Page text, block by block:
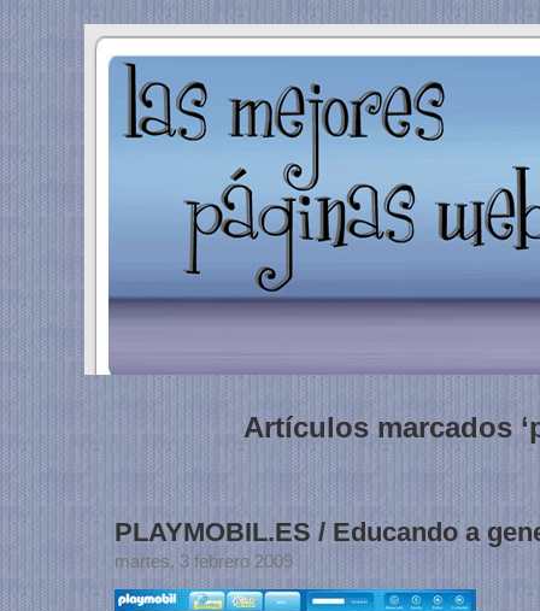
Artículos marcados
PLAYMOBIL.ES / Educando a
martes, 3 febrero 2009